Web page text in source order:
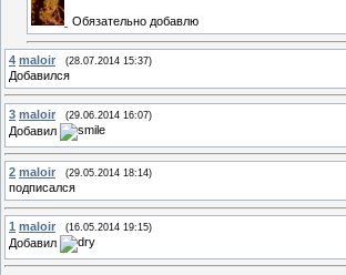
Обязательно добавлю
4 maloir (28.07.2014 15:37)
Добавился
3 maloir (29.06.2014 16:07)
Добавил
2 maloir (29.05.2014 18:14)
подписался
1 maloir (16.05.2014 19:15)
Добавил